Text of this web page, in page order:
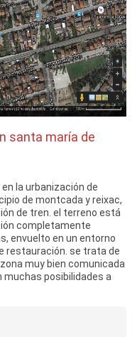
santa maría de
la urbanización de
de montcada y reixac,
de tren. el terreno está
completamente
envuelto en un entorno
restauración. se trata de
muy bien comunicada
muchas posibilidades a